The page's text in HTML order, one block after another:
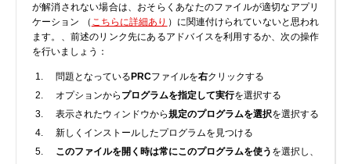
ジョイスティック、ゲームパッド
キーボード＆マウス
携帯電話
モデム
モニター
マザーボード
ネットワークアダプタ
が解消されない場合は、おそらくあなたのファイルが適切なアプリ
ケーション （ こちらに詳細あり ）に関連付けられていないと思われ
ます。、前述のリンク先にあるアドバイスを利用するか、次の操作
を行いましょう：
問題となっている PRCファイルを右クリックする
オプションから プログラムを指定して実行を選択する
表示されたウィンドウから規定のプログラムを選択を選択する
新しくインストールしたプログラムを見つける
このファイルを開く時は常にこのプログラムを使う を選択し、